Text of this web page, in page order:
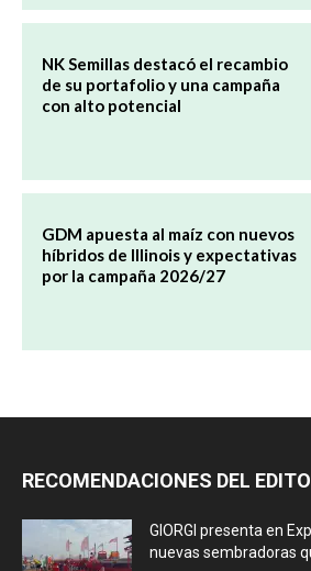
NK Semillas destacó el recambio
de su portafolio y una campaña
con alto potencial
GDM apuesta al maíz con nuevos
híbridos de Illinois y expectativas
por la campaña 2026/27
RECOMENDACIONES DEL
GIORGI presenta en
nuevas sembradoras